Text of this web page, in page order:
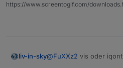
https://www.screentogif.com/
liv-in-sky@FuXXz2 vis oder